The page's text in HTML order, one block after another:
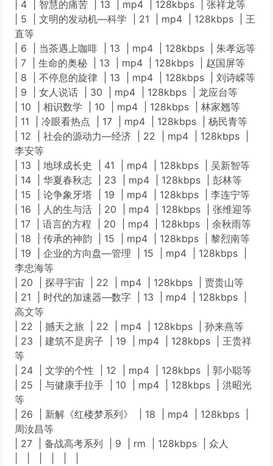
| 4 | 智慧的痛苦 | 13 | mp4 | 128kbps | 张祥龙等
| 5 | 文明的发动机—科学 | 21 | mp4 | 128kbps | 王
直等
| 6 | 当茶遇上咖啡 | 13 | mp4 | 128kbps | 朱孝远等
| 7 | 生命的奥秘 | 13 | mp4 | 128kbps | 赵国屏等
| 8 | 不停息的旋律 | 13 | mp4 | 128kbps | 刘诗嵘等
| 9 | 女人说话 | 30 | mp4 | 128kbps | 龙应台等
| 10 | 相识数学 | 10 | mp4 | 128kbps | 林家翘等
| 11 | 冷眼看热点 | 17 | mp4 | 128kbps | 杨民青等
| 12 | 社会的源动力—经济 | 22 | mp4 | 128kbps |
李安等
| 13 | 地球成长史 | 41 | mp4 | 128kbps | 吴新智等
| 14 | 华夏春秋志 | 23 | mp4 | 128kbps | 彭林等
| 15 | 论争象牙塔 | 19 | mp4 | 128kbps | 李连宁等
| 16 | 人的生与活 | 20 | mp4 | 128kbps | 张维迎等
| 17 | 语言的方程 | 20 | mp4 | 128kbps | 余秋雨等
| 18 | 传承的神韵 | 15 | mp4 | 128kbps | 黎烈南等
| 19 | 企业的方向盘—管理 | 15 | mp4 | 128kbps |
李忠海等
| 20 | 探寻宇宙 | 22 | mp4 | 128kbps | 贾贵山等
| 21 | 时代的加速器—数字 | 13 | mp4 | 128kbps |
高文等
| 22 | 撼天之旅 | 22 | mp4 | 128kbps | 孙来燕等
| 23 | 建筑不是房子 | 19 | mp4 | 128kbps | 王贵祥
等
| 24 | 文学的个性 | 12 | mp4 | 128kbps | 郭小聪等
| 25 | 与健康手拉手 | 10 | mp4 | 128kbps | 洪昭光
等
| 26 | 新解《红楼梦系列》 | 18 | mp4 | 128kbps |
周汝昌等
| 27 | 备战高考系列 | 9 | rm | 128kbps | 众人